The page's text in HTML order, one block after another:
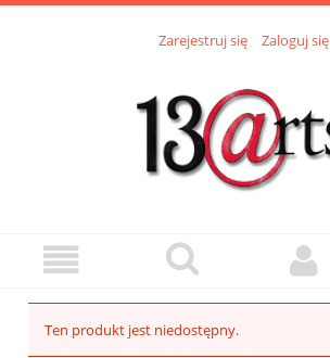
Zarejestruj się Zaloguj się
Ten produkt jest niedostępny.